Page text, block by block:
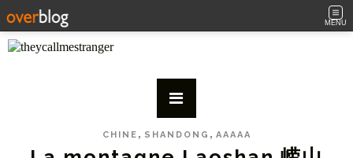
MENU
CHINE , SHANDONG , AAAAA